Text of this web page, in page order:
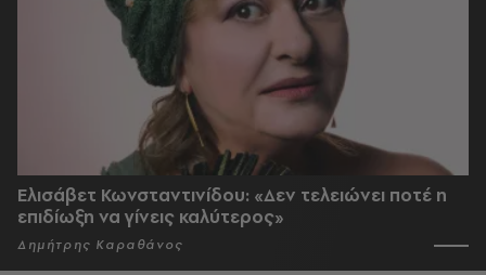
Ελισάβετ Κωνσταντινίδου: «Δεν τελειώνει ποτέ η
επιδίωξη να γίνεις καλύτερος»
Δημήτρης Καραθάνος